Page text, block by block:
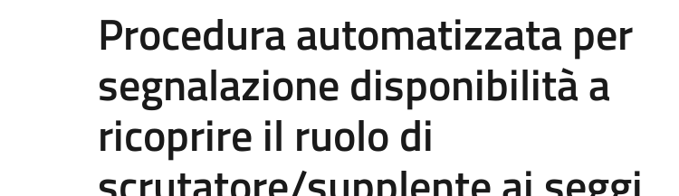
Procedura automatizzata per
segnalazione disponibilità a
ricoprire il ruolo di